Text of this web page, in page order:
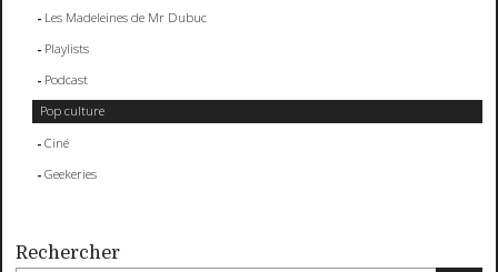
Les Madeleines de Mr Dubuc
Playlists
Podcast
Pop culture
Ciné
Geekeries
Rechercher